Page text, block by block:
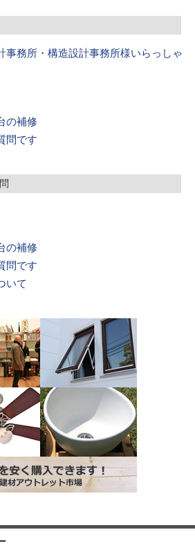
事務所・構造設計事務所様いらっしゃ
の補修
問です
の補修
問です
いて